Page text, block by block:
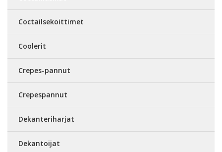
Coctailsekoittimet
Coolerit
Crepes-pannut
Crepespannut
Dekanteriharjat
Dekantoijat